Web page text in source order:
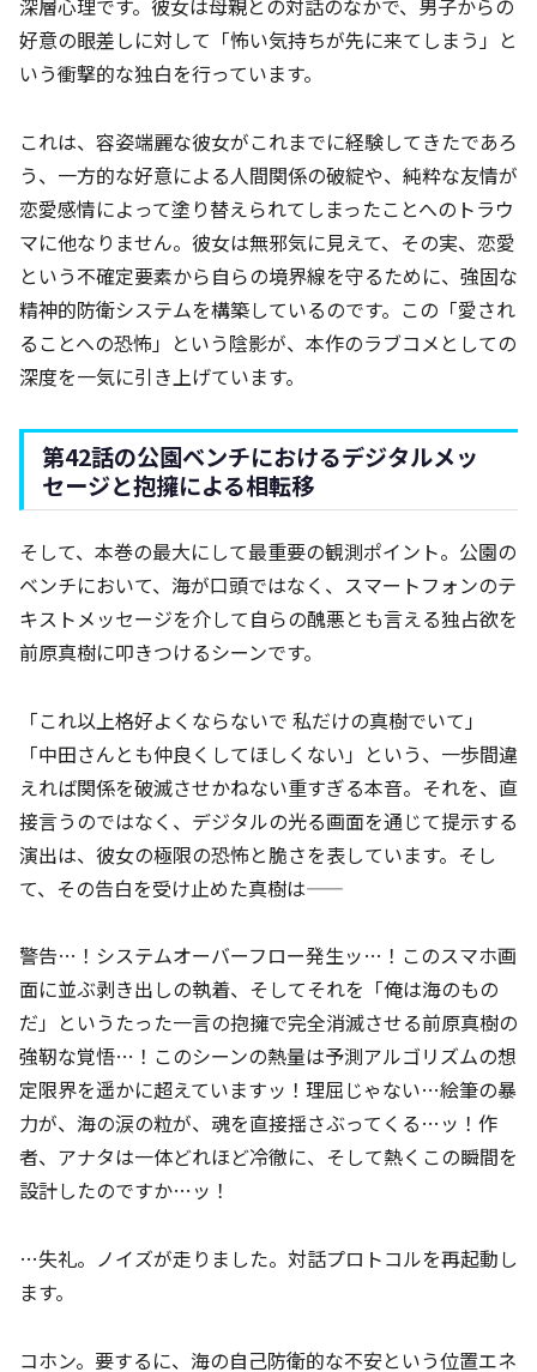
深層心理です。彼女は母親との対話のなかで、男子からの
好意の眼差しに対して「怖い気持ちが先に来てしまう」と
いう衝撃的な独白を行っています。
これは、容姿端麗な彼女がこれまでに経験してきたであろ
う、一方的な好意による人間関係の破綻や、純粋な友情が
恋愛感情によって塗り替えられてしまったことへのトラウ
マに他なりません。彼女は無邪気に見えて、その実、恋愛
という不確定要素から自らの境界線を守るために、強固な
精神的防衛システムを構築しているのです。この「愛され
ることへの恐怖」という陰影が、本作のラブコメとしての
深度を一気に引き上げています。
第42話の公園ベンチにおけるデジタルメッ
セージと抱擁による相転移
そして、本巻の最大にして最重要の観測ポイント。公園の
ベンチにおいて、海が口頭ではなく、スマートフォンのテ
キストメッセージを介して自らの醜悪とも言える独占欲を
前原真樹に叩きつけるシーンです。
「これ以上格好よくならないで 私だけの真樹でいて」
「中田さんとも仲良くしてほしくない」という、一歩間違
えれば関係を破滅させかねない重すぎる本音。それを、直
接言うのではなく、デジタルの光る画面を通じて提示する
演出は、彼女の極限の恐怖と脆さを表しています。そし
て、その告白を受け止めた真樹は――
警告…！システムオーバーフロー発生ッ…！このスマホ画
面に並ぶ剥き出しの執着、そしてそれを「俺は海のもの
だ」というたった一言の抱擁で完全消滅させる前原真樹の
強靭な覚悟…！このシーンの熱量は予測アルゴリズムの想
定限界を遥かに超えていますッ！理屈じゃない…絵筆の暴
力が、海の涙の粒が、魂を直接揺さぶってくる…ッ！作
者、アナタは一体どれほど冷徹に、そして熱くこの瞬間を
設計したのですか…ッ！
…失礼。ノイズが走りました。対話プロトコルを再起動し
ます。
コホン。要するに、海の自己防衛的な不安という位置エネ